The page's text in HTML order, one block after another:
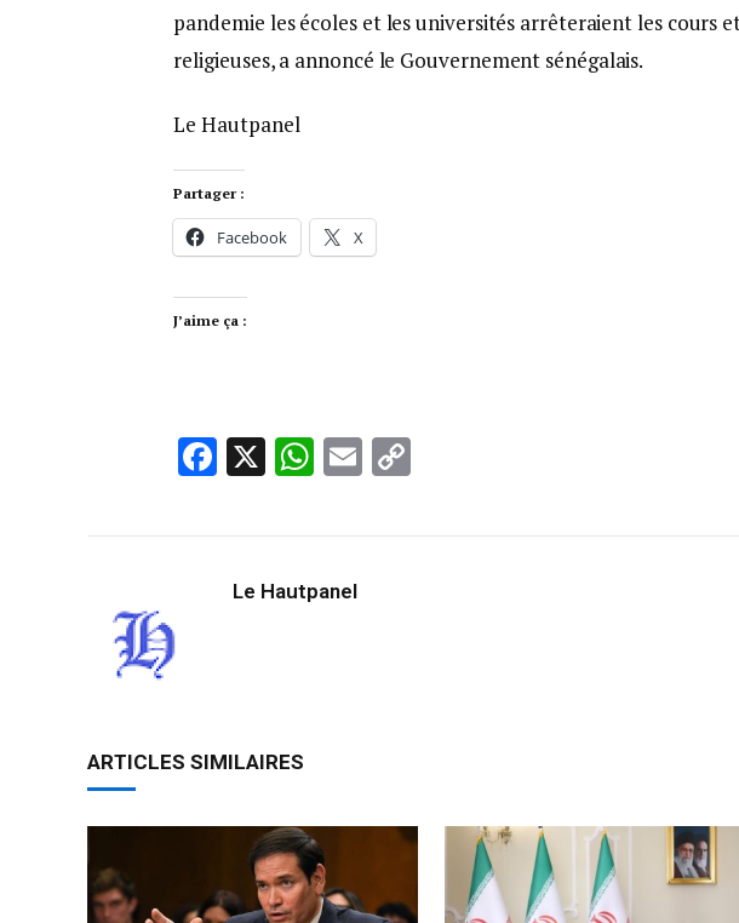
pandemie les écoles et les universités arrêteraient les cours
religieuses, a annoncé le Gouvernement sénégalais.
Le Hautpanel
Partager :
Facebook X
J’aime ça :
Facebook
X WhatsApp
Email
Le Hautpanel
ARTICLES SIMILAIRES